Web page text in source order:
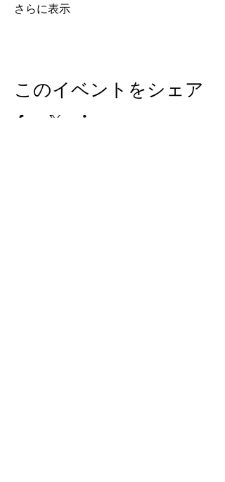
さらに表示
このイベントをシェア